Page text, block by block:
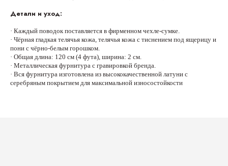
Детали и уход:
· Каждый поводок поставляется в фирменном чехле-сумке.
· Чёрная гладкая телячья кожа, телячья кожа с тиснением под ящерицу и
пони с чёрно-белым горошком.
· Общая длина: 120 см (4 фута), ширина: 2 см.
· Металлическая фурнитура с гравировкой бренда.
· Вся фурнитура изготовлена из высококачественной латуни с
серебряным покрытием для максимальной износостойкости
Руководство по размерам